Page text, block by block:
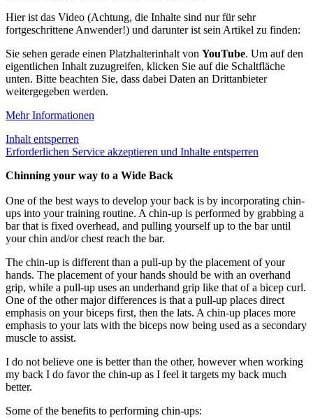
Hier ist das Video (Achtung, die Inhalte sind nur für sehr
fortgeschrittene Anwender!) und darunter ist sein Artikel zu finden:
Sie sehen gerade einen Platzhalterinhalt von YouTube. Um auf den
eigentlichen Inhalt zuzugreifen, klicken Sie auf die Schaltfläche
unten. Bitte beachten Sie, dass dabei Daten an Drittanbieter
weitergegeben werden.
Mehr Informationen
Inhalt entsperren
Erforderlichen Service akzeptieren und Inhalte entsperren
Chinning your way to a Wide Back
One of the best ways to develop your back is by incorporating chin-
ups into your training routine. A chin-up is performed by grabbing a
bar that is fixed overhead, and pulling yourself up to the bar until
your chin and/or chest reach the bar.
The chin-up is different than a pull-up by the placement of your
hands. The placement of your hands should be with an overhand
grip, while a pull-up uses an underhand grip like that of a bicep curl.
One of the other major differences is that a pull-up places direct
emphasis on your biceps first, then the lats. A chin-up places more
emphasis to your lats with the biceps now being used as a secondary
muscle to assist.
I do not believe one is better than the other, however when working
my back I do favor the chin-up as I feel it targets my back much
better.
Some of the benefits to performing chin-ups: